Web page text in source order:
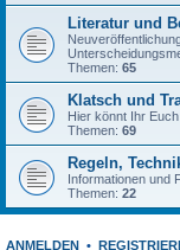
Literatur und
Themen: 65
Klatsch und
Hier könnt Ihr
Themen: 69
Regeln,
Informationen und
Themen: 22
ANMELDEN •